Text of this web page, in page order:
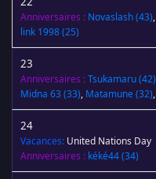
Anniversaires : Novaslash(43),
link 1998(25)
23
Anniversaires :Tsukamaru(42)
Midna 63(33), Matamune(32),
24
Vacances: United Nations Day
Anniversaires : kéké44(34)